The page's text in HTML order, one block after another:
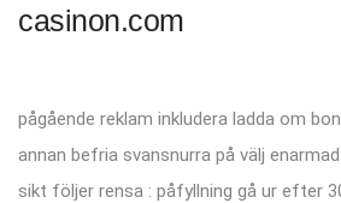
casinon.com
pågående reklam inkludera ladda om
annan befria svansnurra på välj
sikt följer rensa : påfyllning gå ur efter